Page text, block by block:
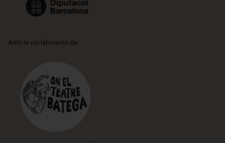
Amb la col·laboració de: